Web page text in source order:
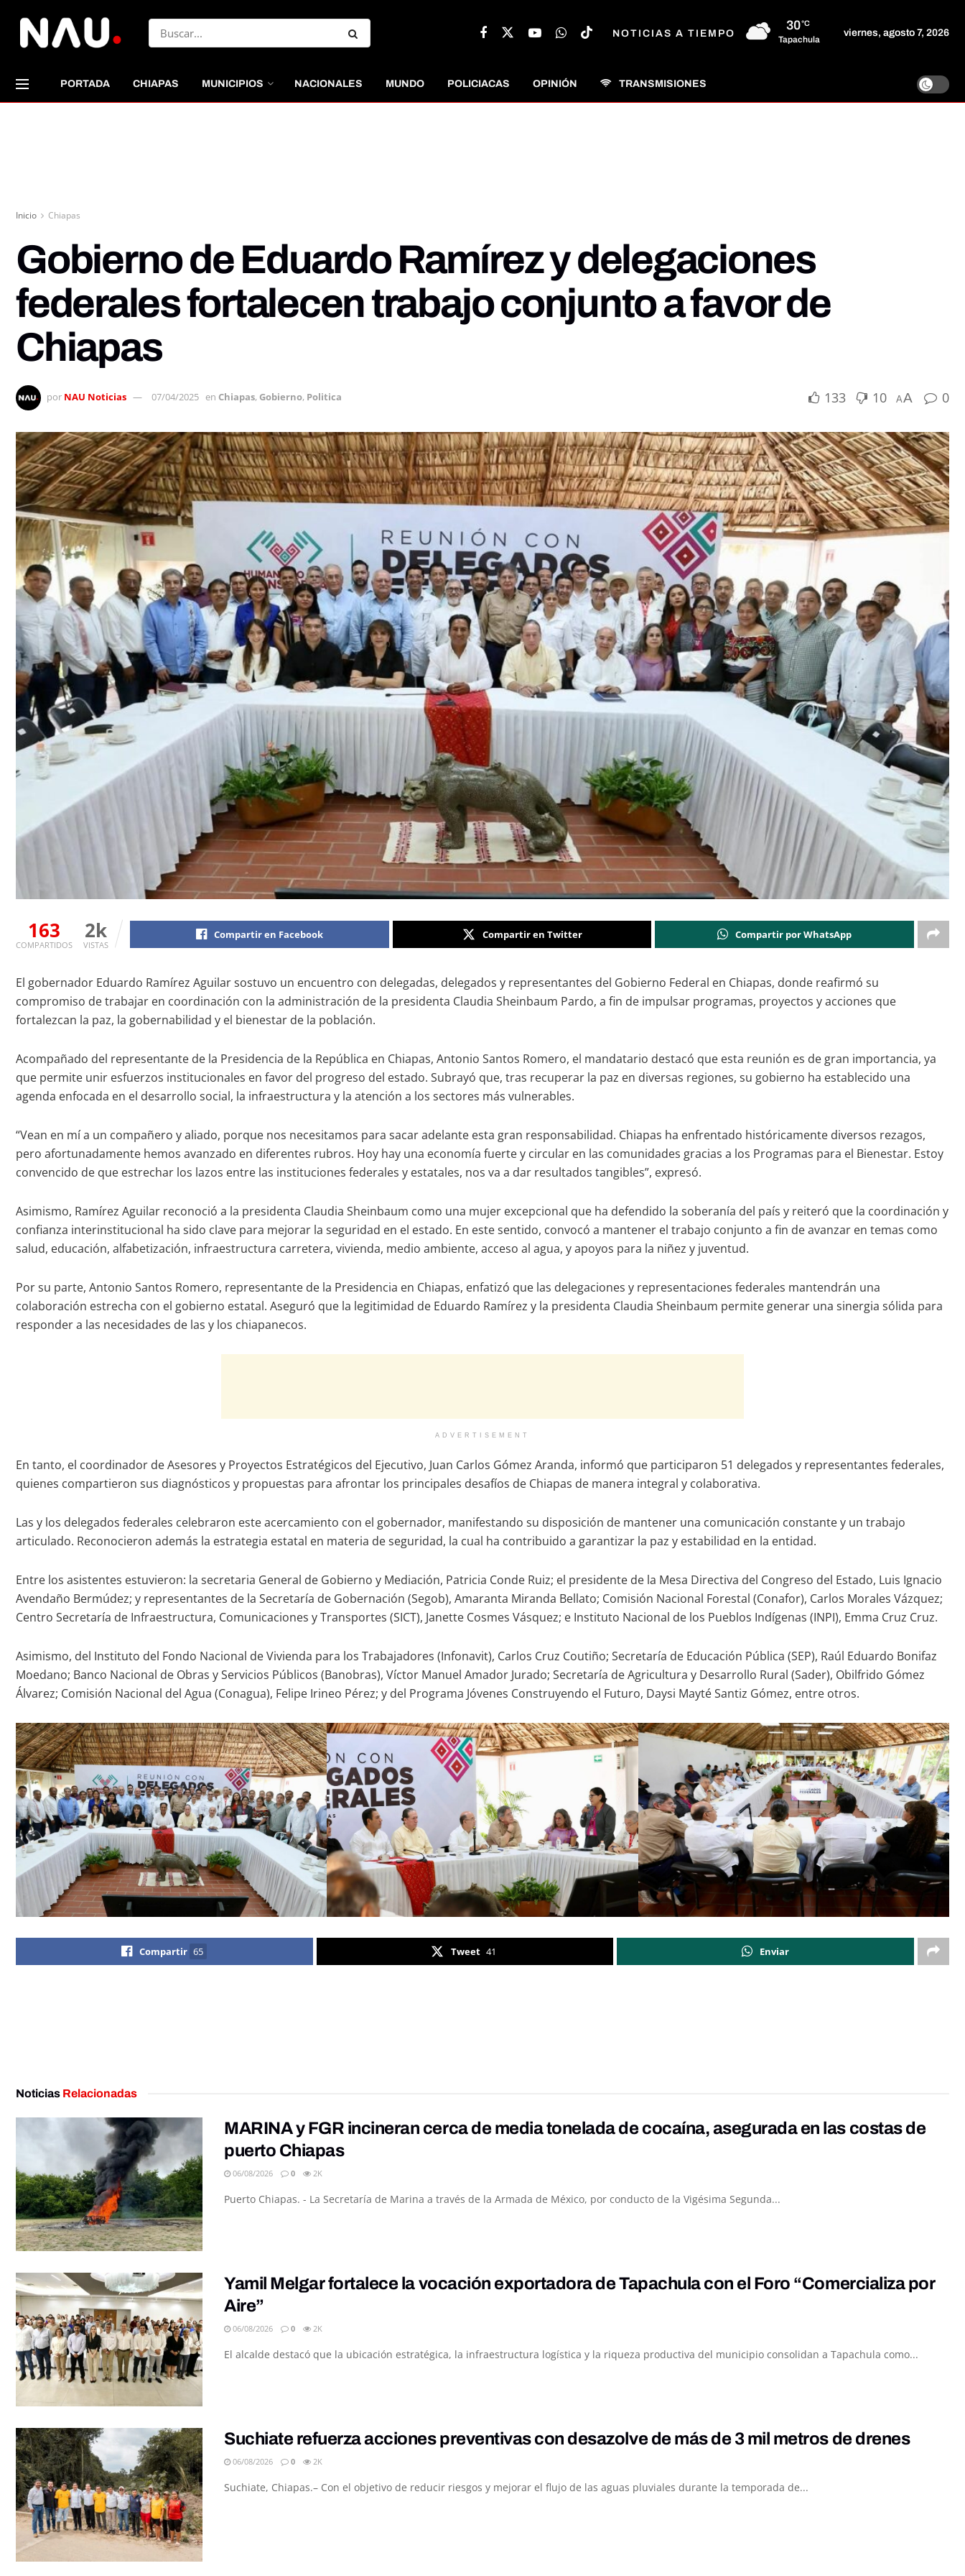
NOTICIAS A TIEMPO
30°C
Tapachula
viernes, agosto 7, 2026
PORTADA CHIAPAS MUNICIPIOS NACIONALES MUNDO POLICIACAS OPINIÓN TRANSMISIONES
Inicio Chiapas
Gobierno de Eduardo Ramírez y delegaciones
federales fortalecen trabajo conjunto a favor de
Chiapas
por NAU Noticias 07/04/2025 en Chiapas, Gobierno, Politica 133 10 AA 0
163
COMPARTIDOS
2k
VISTAS
Compartir en Facebook Compartir en Twitter Compartir por WhatsApp
El gobernador Eduardo Ramírez Aguilar sostuvo un encuentro con delegadas, delegados y representantes del Gobierno Federal en Chiapas, donde reafirmó su
compromiso de trabajar en coordinación con la administración de la presidenta Claudia Sheinbaum Pardo, a fin de impulsar programas, proyectos y acciones que
fortalezcan la paz, la gobernabilidad y el bienestar de la población.
Acompañado del representante de la Presidencia de la República en Chiapas, Antonio Santos Romero, el mandatario destacó que esta reunión es de gran importancia, ya
que permite unir esfuerzos institucionales en favor del progreso del estado. Subrayó que, tras recuperar la paz en diversas regiones, su gobierno ha establecido una
agenda enfocada en el desarrollo social, la infraestructura y la atención a los sectores más vulnerables.
“Vean en mí a un compañero y aliado, porque nos necesitamos para sacar adelante esta gran responsabilidad. Chiapas ha enfrentado históricamente diversos rezagos,
pero afortunadamente hemos avanzado en diferentes rubros. Hoy hay una economía fuerte y circular en las comunidades gracias a los Programas para el Bienestar. Estoy
convencido de que estrechar los lazos entre las instituciones federales y estatales, nos va a dar resultados tangibles”, expresó.
Asimismo, Ramírez Aguilar reconoció a la presidenta Claudia Sheinbaum como una mujer excepcional que ha defendido la soberanía del país y reiteró que la coordinación y
confianza interinstitucional ha sido clave para mejorar la seguridad en el estado. En este sentido, convocó a mantener el trabajo conjunto a fin de avanzar en temas como
salud, educación, alfabetización, infraestructura carretera, vivienda, medio ambiente, acceso al agua, y apoyos para la niñez y juventud.
Por su parte, Antonio Santos Romero, representante de la Presidencia en Chiapas, enfatizó que las delegaciones y representaciones federales mantendrán una
colaboración estrecha con el gobierno estatal. Aseguró que la legitimidad de Eduardo Ramírez y la presidenta Claudia Sheinbaum permite generar una sinergia sólida para
responder a las necesidades de las y los chiapanecos.
ADVERTISEMENT
En tanto, el coordinador de Asesores y Proyectos Estratégicos del Ejecutivo, Juan Carlos Gómez Aranda, informó que participaron 51 delegados y representantes federales,
quienes compartieron sus diagnósticos y propuestas para afrontar los principales desafíos de Chiapas de manera integral y colaborativa.
Las y los delegados federales celebraron este acercamiento con el gobernador, manifestando su disposición de mantener una comunicación constante y un trabajo
articulado. Reconocieron además la estrategia estatal en materia de seguridad, la cual ha contribuido a garantizar la paz y estabilidad en la entidad.
Entre los asistentes estuvieron: la secretaria General de Gobierno y Mediación, Patricia Conde Ruiz; el presidente de la Mesa Directiva del Congreso del Estado, Luis Ignacio
Avendaño Bermúdez; y representantes de la Secretaría de Gobernación (Segob), Amaranta Miranda Bellato; Comisión Nacional Forestal (Conafor), Carlos Morales Vázquez;
Centro Secretaría de Infraestructura, Comunicaciones y Transportes (SICT), Janette Cosmes Vásquez; e Instituto Nacional de los Pueblos Indígenas (INPI), Emma Cruz Cruz.
Asimismo, del Instituto del Fondo Nacional de Vivienda para los Trabajadores (Infonavit), Carlos Cruz Coutiño; Secretaría de Educación Pública (SEP), Raúl Eduardo Bonifaz
Moedano; Banco Nacional de Obras y Servicios Públicos (Banobras), Víctor Manuel Amador Jurado; Secretaría de Agricultura y Desarrollo Rural (Sader), Obilfrido Gómez
Álvarez; Comisión Nacional del Agua (Conagua), Felipe Irineo Pérez; y del Programa Jóvenes Construyendo el Futuro, Daysi Mayté Santiz Gómez, entre otros.
Compartir 65 Tweet 41 Enviar
Noticias Relacionadas
MARINA y FGR incineran cerca de media tonelada de cocaína, asegurada en las costas de
puerto Chiapas
06/08/2026 0 2K
Puerto Chiapas. - La Secretaría de Marina a través de la Armada de México, por conducto de la Vigésima Segunda...
Yamil Melgar fortalece la vocación exportadora de Tapachula con el Foro “Comercializa por
Aire”
06/08/2026 0 2K
El alcalde destacó que la ubicación estratégica, la infraestructura logística y la riqueza productiva del municipio consolidan a Tapachula como...
Suchiate refuerza acciones preventivas con desazolve de más de 3 mil metros de drenes
06/08/2026 0 2K
Suchiate, Chiapas.– Con el objetivo de reducir riesgos y mejorar el flujo de las aguas pluviales durante la temporada de...